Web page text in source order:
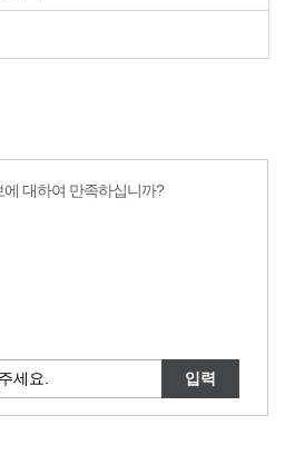
대하여 만족하십니까?